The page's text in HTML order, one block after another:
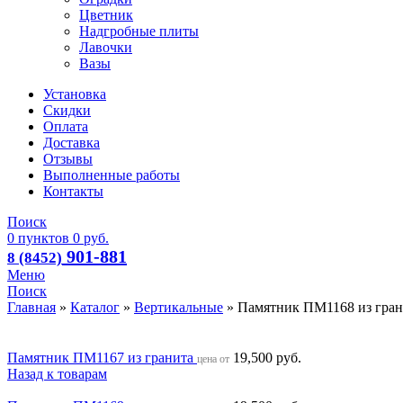
Цветник
Надгробные плиты
Лавочки
Вазы
Установка
Скидки
Оплата
Доставка
Отзывы
Выполненные работы
Контакты
Поиск
0 пунктов 0 руб.
8 (8452) 901-881
Меню
Поиск
Главная » Каталог » Вертикальные » Памятник ПМ1168 из
Памятник ПМ1167 из гранита цена от 19,500 руб.
Назад к товарам